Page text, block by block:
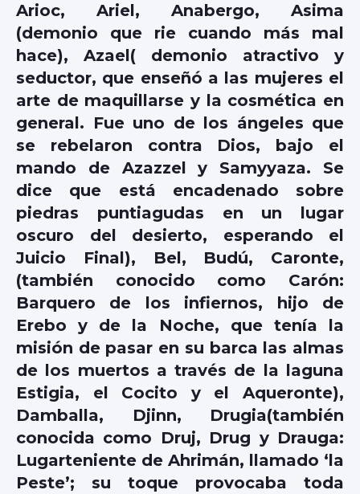
Arioc, Ariel, Anabergo, Asima
(demonio que rie cuando más mal
hace), Azael( demonio atractivo y
seductor, que enseñó a las mujeres el
arte de maquillarse y la cosmética en
general. Fue uno de los ángeles que
se rebelaron contra Dios, bajo el
mando de Azazzel y Samyyaza. Se
dice que está encadenado sobre
piedras puntiagudas en un lugar
oscuro del desierto, esperando el
Juicio Final), Bel, Budú, Caronte,
(también conocido como Carón:
Barquero de los infiernos, hijo de
Erebo y de la Noche, que tenía la
misión de pasar en su barca las almas
de los muertos a través de la laguna
Estigia, el Cocito y el Aqueronte),
Damballa, Djinn, Drugia(también
conocida como Druj, Drug y Drauga:
Lugarteniente de Ahrimán, llamado ‘la
Peste’; su toque provocaba toda